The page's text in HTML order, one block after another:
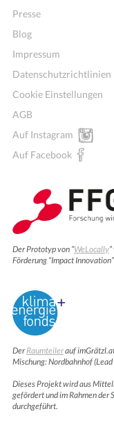
Presse
Blog
Impressum
Datenschutzrichtlinien
Cookie Einstellungen
AGB
Auf Instagram
Auf Facebook
Der Prototyp von “WeLocally
Förderung “Impact
DerRaumteilerauf
Mischung: Nordbahnhof
Dieses Projekt wird aus
gefördert und im Rahmen
durchgeführt.